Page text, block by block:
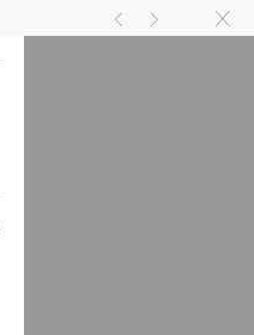
g h k